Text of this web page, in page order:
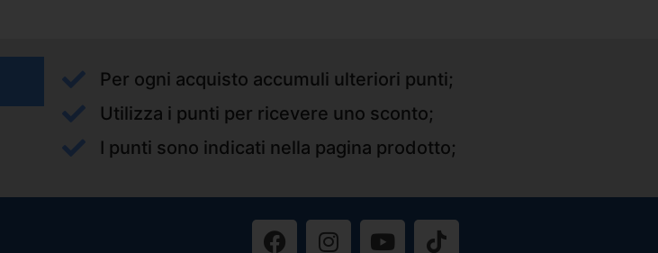
Per ogni acquisto accumuli ulteriori punti;
Utilizza i punti per ricevere uno sconto;
I punti sono indicati nella pagina prodotto;